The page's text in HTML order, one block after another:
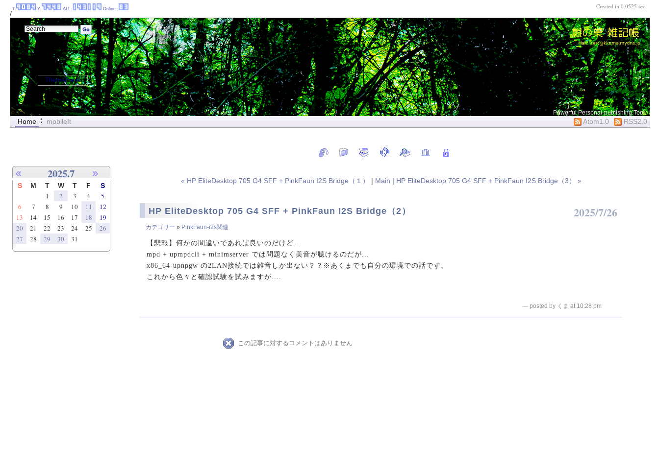
/
Powerful Perspnal-publishing Tool
Home mobileIt RSS2.0
Atom1.0
« HP EliteDesktop 705 G4 SFF + PinkFaun I2S Bridge（１） | Main | HP EliteDesktop 705 G4 SFF + PinkFaun I2S Bridge（3） »
HP EliteDesktop 705 G4 SFF + PinkFaun I2S Bridge（2） 2025/7/26
カテゴリー » PinkFaun-i2s関連
【悲報】何かの間違いであれば良いのだけど...
mpd + upmpdcli + minimserver では問題なく美音が聴けるのだが...
x86_64-upnpgw の2LAN接続では雑音しか出ない？？※あくまでも自分の環境での話です。
これから色々と確認試験を試みますが....
— posted by くま at 10:28 pm
この記事に対するコメントはありません
2025.7
S M T W T F S
1 2 3 4
5
6
7 8 9 10 11
12
13
14 15 16 17 18
19
20
21 22 23 24 25
26
27
28 29 30 31
T: Y: ALL: Online:
ThemePanel
Created in 0.0525 sec.